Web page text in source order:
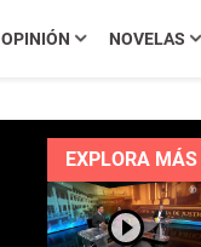
OPINIÓN NOVELAS
EXPLORA MÁS